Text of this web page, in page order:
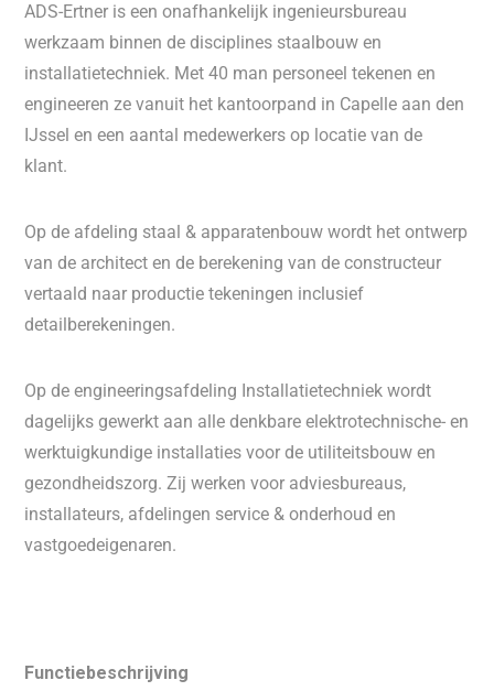
ADS-Ertner is een onafhankelijk ingenieursbureau
werkzaam binnen de disciplines staalbouw en
installatietechniek. Met 40 man personeel tekenen en
engineeren ze vanuit het kantoorpand in Capelle aan den
IJssel en een aantal medewerkers op locatie van de
klant.
Op de afdeling staal & apparatenbouw wordt het ontwerp
van de architect en de berekening van de constructeur
vertaald naar productie tekeningen inclusief
detailberekeningen.
Op de engineeringsafdeling Installatietechniek wordt
dagelijks gewerkt aan alle denkbare elektrotechnische- en
werktuigkundige installaties voor de utiliteitsbouw en
gezondheidszorg. Zij werken voor adviesbureaus,
installateurs, afdelingen service & onderhoud en
vastgoedeigenaren.
Functiebeschrijving